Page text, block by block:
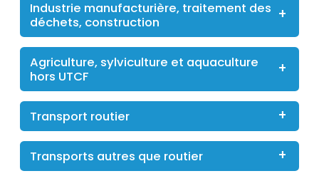
Industrie manufacturière, traitement des
déchets, construction
Agriculture, sylviculture et aquaculture
hors UTCF
Transport routier
Transports autres que routier